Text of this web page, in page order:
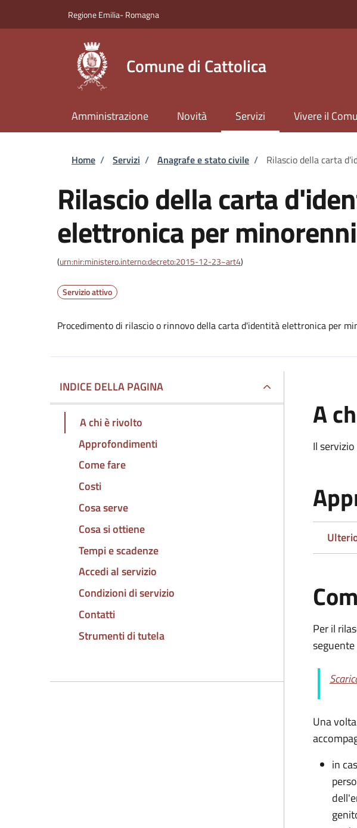
Regione Emilia- Romagna
Comune di Cattolica
Amministrazione Novità Servizi Vivere il
Briciole di pane
Home / Servizi / Anagrafe e stato civile / Rilascio della carta
Rilascio della carta
elettronica per minorenni
(urn:nir:ministero.interno:decreto:2015-12-23~art4)
Servizio attivo
Procedimento di rilascio o rinnovo della carta d'identità elettronica per
INDICE DELLA PAGINA
A chi è rivolto
Approfondimenti
Come fare
Costi
Cosa serve
Cosa si ottiene
Tempi e scadenze
Accedi al servizio
Condizioni di servizio
Contatti
Strumenti di tutela
A
Il
Per il
Una
in